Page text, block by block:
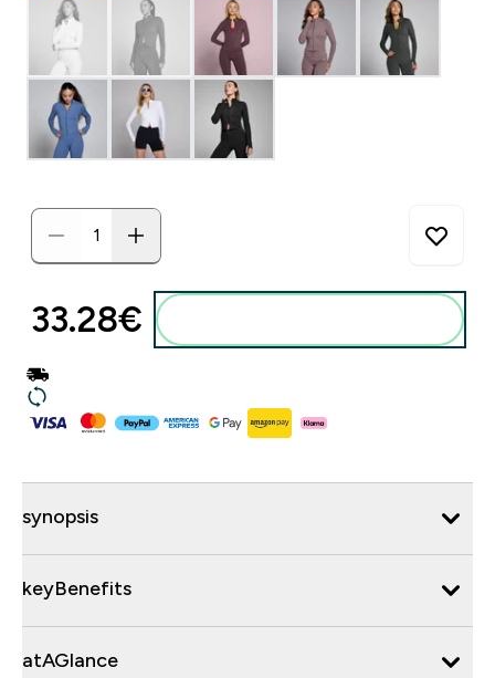
33.28€‎
synopsis
keyBenefits
atAGlance